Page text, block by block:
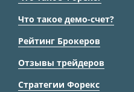
Что такое демо-счет?
Рейтинг Брокеров
Отзывы трейдеров
Стратегии Форекс